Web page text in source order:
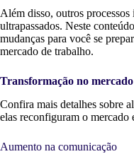
Além disso, outros processos
ultrapassados. Neste
mudanças para você se
mercado de trabalho.
Transformação no
Confira mais detalhes sobre
elas reconfiguram o mercado
Aumento na comunicação